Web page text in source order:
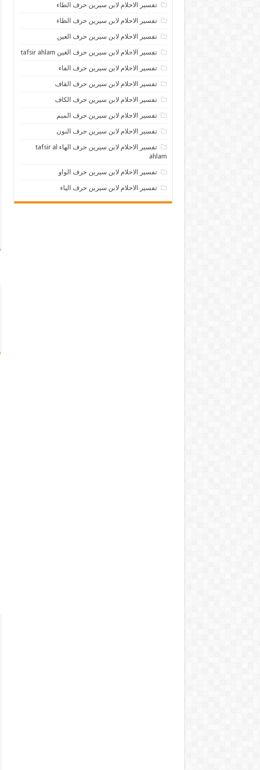
تفسير الاحلام لابن سيرين حرف الطاء
تفسير الاحلام لابن سيرين حرف الظاء
تفسير الاحلام لابن سيرين حرف العين
تفسير الاحلام لابن سيرين حرف الغين tafsir ahlam
تفسير الاحلام لابن سيرين حرف الفاء
تفسير الاحلام لابن سيرين حرف القاف
تفسير الاحلام لابن سيرين حرف الكاف
تفسير الاحلام لابن سيرين حرف الميم
تفسير الاحلام لابن سيرين حرف النون
تفسير الاحلام لابن سيرين حرف الهاء tafsir al
ahlam
تفسير الاحلام لابن سيرين حرف الواو
تفسير الاحلام لابن سيرين حرف الياء